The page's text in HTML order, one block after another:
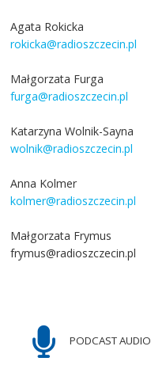
Agata Rokicka
rokicka@radioszczecin.pl
Małgorzata Furga
furga@radioszczecin.pl
Katarzyna Wolnik-Sayna
wolnik@radioszczecin.pl
Anna Kolmer
kolmer@radioszczecin.pl
Małgorzata Frymus
frymus@radioszczecin.pl
PODCAST AUDIO